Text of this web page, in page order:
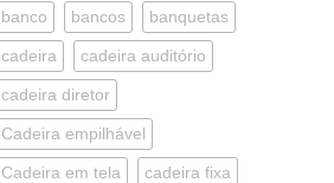
banco bancos banquetas
cadeira cadeira auditório
cadeira diretor
Cadeira empilhável
Cadeira em tela cadeira fixa